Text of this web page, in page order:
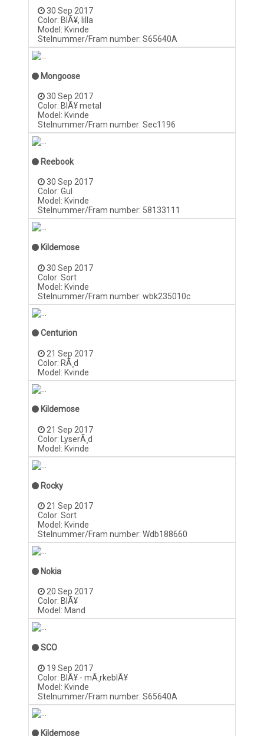
30 Sep 2017
Color: BlÃ¥, lilla
Model: Kvinde
Stelnummer/Fram number: S65640A
Mongoose
30 Sep 2017
Color: BlÃ¥ metal
Model: Kvinde
Stelnummer/Fram number: Sec1196
Reebook
30 Sep 2017
Color: Gul
Model: Kvinde
Stelnummer/Fram number: 58133111
Kildemose
30 Sep 2017
Color: Sort
Model: Kvinde
Stelnummer/Fram number: wbk235010c
Centurion
21 Sep 2017
Color: RÃ¸d
Model: Kvinde
Kildemose
21 Sep 2017
Color: LyserÃ¸d
Model: Kvinde
Rocky
21 Sep 2017
Color: Sort
Model: Kvinde
Stelnummer/Fram number: Wdb188660
Nokia
20 Sep 2017
Color: BlÃ¥
Model: Mand
SCO
19 Sep 2017
Color: BlÃ¥ - mÃ¸rkeblÃ¥
Model: Kvinde
Stelnummer/Fram number: S65640A
Kildemose